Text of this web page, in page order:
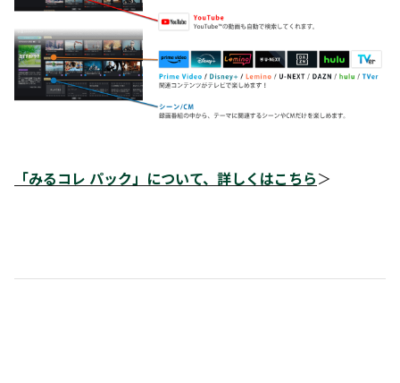
「みるコレ パック」について、詳しくはこちら＞